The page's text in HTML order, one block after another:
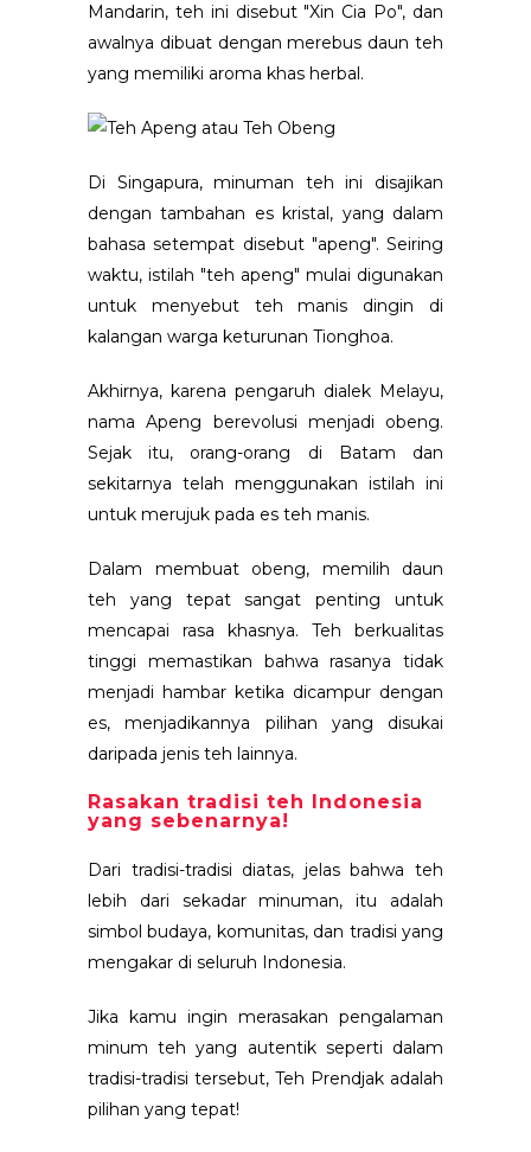
Mandarin, teh ini disebut "Xin Cia Po", dan
awalnya dibuat dengan merebus daun teh
yang memiliki aroma khas herbal.
Di Singapura, minuman teh ini disajikan
dengan tambahan es kristal, yang dalam
bahasa setempat disebut "apeng". Seiring
waktu, istilah "teh apeng" mulai digunakan
untuk menyebut teh manis dingin di
kalangan warga keturunan Tionghoa.
Akhirnya, karena pengaruh dialek Melayu,
nama Apeng berevolusi menjadi obeng.
Sejak itu, orang-orang di Batam dan
sekitarnya telah menggunakan istilah ini
untuk merujuk pada es teh manis.
Dalam membuat obeng, memilih daun
teh yang tepat sangat penting untuk
mencapai rasa khasnya. Teh berkualitas
tinggi memastikan bahwa rasanya tidak
menjadi hambar ketika dicampur dengan
es, menjadikannya pilihan yang disukai
daripada jenis teh lainnya.
Rasakan tradisi teh Indonesia
yang sebenarnya!
Dari tradisi-tradisi diatas, jelas bahwa teh
lebih dari sekadar minuman, itu adalah
simbol budaya, komunitas, dan tradisi yang
mengakar di seluruh Indonesia.
Jika kamu ingin merasakan pengalaman
minum teh yang autentik seperti dalam
tradisi-tradisi tersebut, Teh Prendjak adalah
pilihan yang tepat!